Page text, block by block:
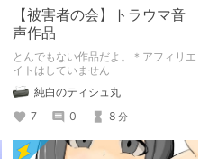
【被害者の会】トラウマ音
声作品
とんでもない作品だよ。＊アフィリエ
イトはしていません
純白のティシュ丸
7
0 8 分